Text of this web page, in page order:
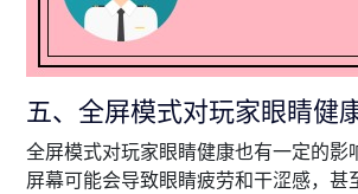
五、全屏模式对玩家眼睛健
全屏模式对玩家眼睛健康也有一定的影
屏幕可能会导致眼睛疲劳和干涩感，甚